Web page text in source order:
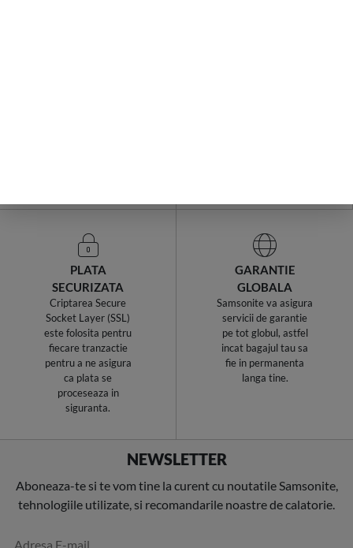
PLATA
SECURIZATA
Criptarea Secure
Socket Layer (SSL)
este folosita pentru
fiecare tranzactie
pentru a ne asigura
ca plata se
proceseaza in
siguranta.
GARANTIE
GLOBALA
Samsonite va asigura
servicii de garantie
pe tot globul, astfel
incat bagajul tau sa
fie in permanenta
langa tine.
NEWSLETTER
Aboneaza-te si te vom tine la curent cu noutatile Samsonite,
tehnologiile utilizate, si recomandarile noastre de calatorie.